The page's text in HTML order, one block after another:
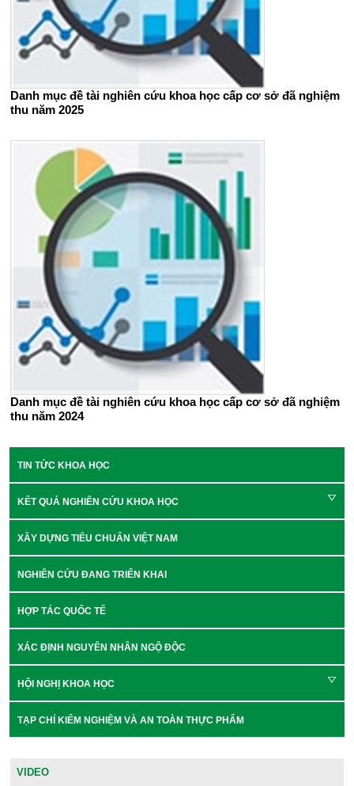
Danh mục đề tài nghiên cứu khoa học cấp cơ sở đã nghiệm
thu năm 2025
Danh mục đề tài nghiên cứu khoa học cấp cơ sở đã nghiệm
thu năm 2024
TIN TỨC KHOA HỌC
KẾT QUẢ NGHIÊN CỨU KHOA HỌC
XÂY DỰNG TIÊU CHUẨN VIỆT NAM
NGHIÊN CỨU ĐANG TRIỂN KHAI
HỢP TÁC QUỐC TẾ
XÁC ĐỊNH NGUYÊN NHÂN NGỘ ĐỘC
HỘI NGHỊ KHOA HỌC
TẠP CHÍ KIỂM NGHIỆM VÀ AN TOÀN THỰC PHẨM
VIDEO